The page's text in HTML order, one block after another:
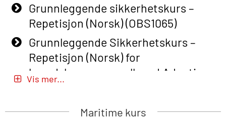
Grunnleggende sikkerhetskurs –
Repetisjon (Norsk) (OBS1065)
Grunnleggende Sikkerhetskurs –
Repetisjon (Norsk) for
beredskapspersonell med Adaptive
Basic Safety Training (English) – with
Vis mer...
Maritime kurs